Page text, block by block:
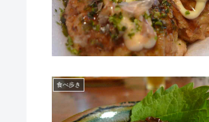
食べ歩き